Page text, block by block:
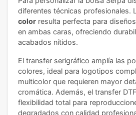
diferentes técnicas profesionales.
color resulta perfecta para
en ambas caras, ofreciendo
acabados nítidos.
El transfer serigráfico amplía las
colores, ideal para logotipos
multicolor que requieren mayor
cromática. Además, el transfer
flexibilidad total para
degradados con calidad